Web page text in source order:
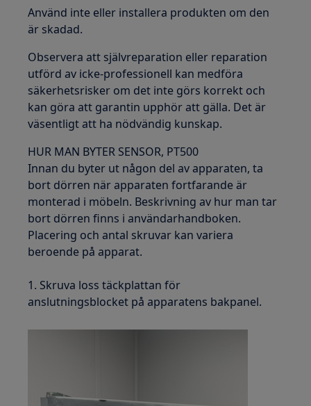
Använd inte eller installera produkten om den
är skadad.
Observera att självreparation eller reparation
utförd av icke-professionell kan medföra
säkerhetsrisker om det inte görs korrekt och
kan göra att garantin upphör att gälla. Det är
väsentligt att ha nödvändig kunskap.
HUR MAN BYTER SENSOR, PT500
Innan du byter ut någon del av apparaten, ta
bort dörren när apparaten fortfarande är
monterad i möbeln. Beskrivning av hur man tar
bort dörren finns i användarhandboken.
Placering och antal skruvar kan variera
beroende på apparat.
1. Skruva loss täckplattan för
anslutningsblocket på apparatens bakpanel.